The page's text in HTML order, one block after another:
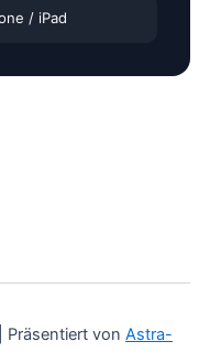
/ iPad
von Astra-